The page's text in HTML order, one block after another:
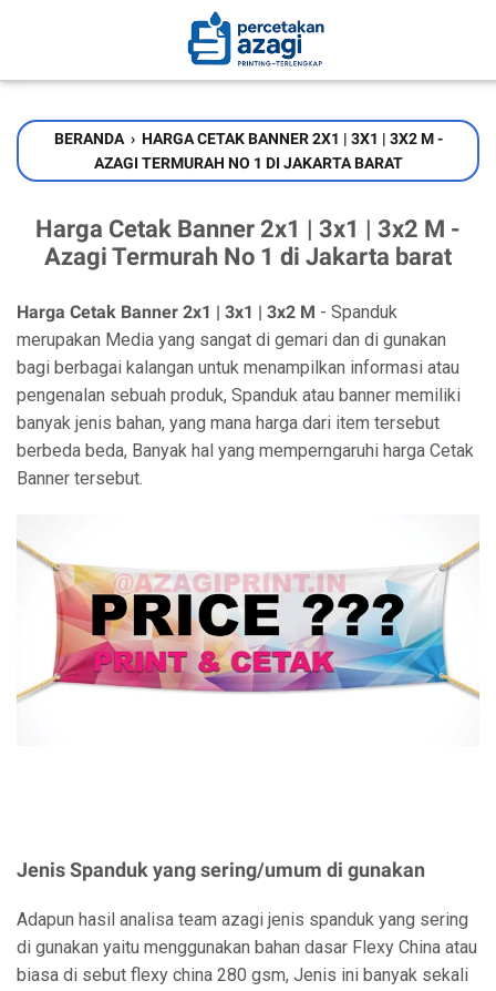
BERANDA › HARGA CETAK BANNER 2X1 | 3X1 | 3X2 M -
AZAGI TERMURAH NO 1 DI JAKARTA BARAT
Harga Cetak Banner 2x1 | 3x1 | 3x2 M -
Azagi Termurah No 1 di Jakarta barat
Harga Cetak Banner 2x1 | 3x1 | 3x2 M - Spanduk
merupakan Media yang sangat di gemari dan di gunakan
bagi berbagai kalangan untuk menampilkan informasi atau
pengenalan sebuah produk, Spanduk atau banner memiliki
banyak jenis bahan, yang mana harga dari item tersebut
berbeda beda, Banyak hal yang memperngaruhi harga Cetak
Banner tersebut.
Jenis Spanduk yang sering/umum di gunakan
Adapun hasil analisa team azagi jenis spanduk yang sering
di gunakan yaitu menggunakan bahan dasar Flexy China atau
biasa di sebut flexy china 280 gsm, Jenis ini banyak sekali